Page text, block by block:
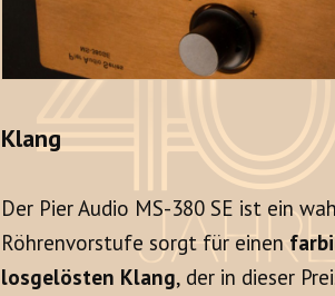
Klang
Der Pier Audio MS-380 SE ist ein
Röhrenvorstufe sorgt für einen
losgelösten Klang, der in dieser